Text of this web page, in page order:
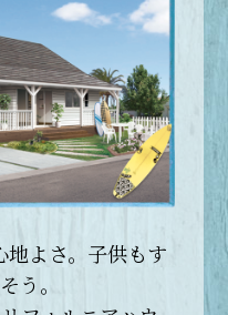
よさ。 子供もす
う。